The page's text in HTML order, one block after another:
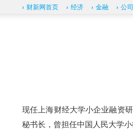
财新网首页 经济 金融 公司
现任上海财经大学小企业融资
秘书长，曾担任中国人民大学